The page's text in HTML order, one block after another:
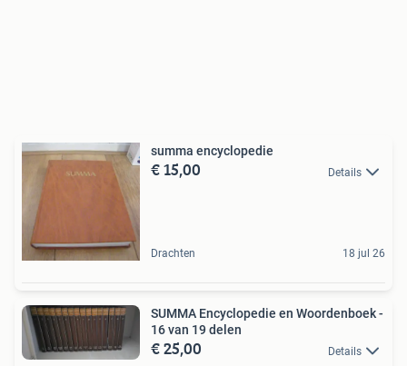
summa encyclopedie
€ 15,00 Details
Drachten 18 jul 26
SUMMA Encyclopedie en Woordenboek -
16 van 19 delen
€ 25,00 Details